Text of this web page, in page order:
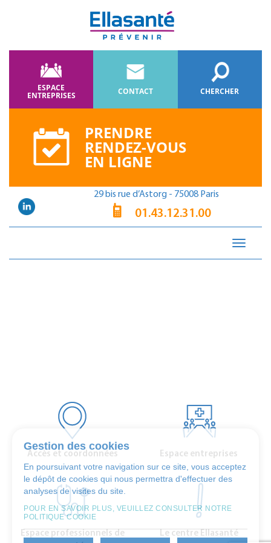
ESPACE
ENTREPRISES CONTACT CHERCHER
PRENDRE
RENDEZ-VOUS
EN LIGNE
29 bis rue d’Astorg - 75008 Paris
01.43.12.31.00
Toggle
Accès et coordonnées Espace entreprises
Espace professionnels de
Le centre Ellasanté
Gestion des cookies
En poursuivant votre navigation sur ce site, vous acceptez
le dépôt de cookies qui nous permettra d'effectuer des
analyses de visites du site.
POUR EN SAVOIR PLUS, VEUILLEZ CONSULTER NOTRE
POLITIQUE COOKIE